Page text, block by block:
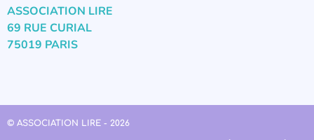
ASSOCIATION LIRE
69 RUE CURIAL
75019 PARIS
© ASSOCIATION LIRE - 2026